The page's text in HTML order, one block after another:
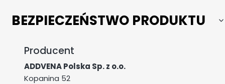
BEZPIECZEŃSTWO PRODUKTU
Producent
ADDVENA Polska Sp. z o.o.
Kopanina 52